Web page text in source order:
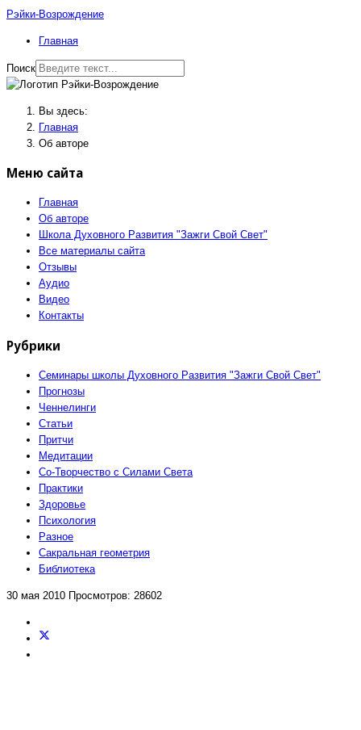
Рэйки-Возрождение
Главная
Поиск
Вы здесь:
Главная
Об авторе
Меню сайта
Главная
Об авторе
Школа Духовного Развития "Зажги Свой Свет"
Все материалы сайта
Отзывы
Аудио
Видео
Контакты
Рубрики
Семинары школы Духовного Развития "Зажги Свой Свет"
Прогнозы
Ченнелинги
Статьи
Притчи
Медитации
Со-Творчество с Силами Света
Практики
Здоровье
Психология
Разное
Сакральная геометрия
Библиотека
30 мая 2010 Просмотров: 28602